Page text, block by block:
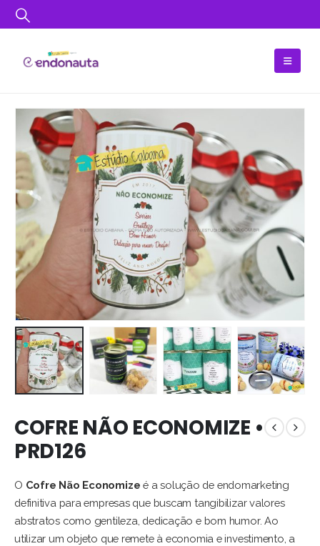
COFRE NÃO ECONOMIZE •
PRD126
O Cofre Não Economize é a solução de endomarketing
definitiva para empresas que buscam tangibilizar valores
abstratos como gentileza, dedicação e bom humor. Ao
utilizar um objeto que remete à economia e investimento, a